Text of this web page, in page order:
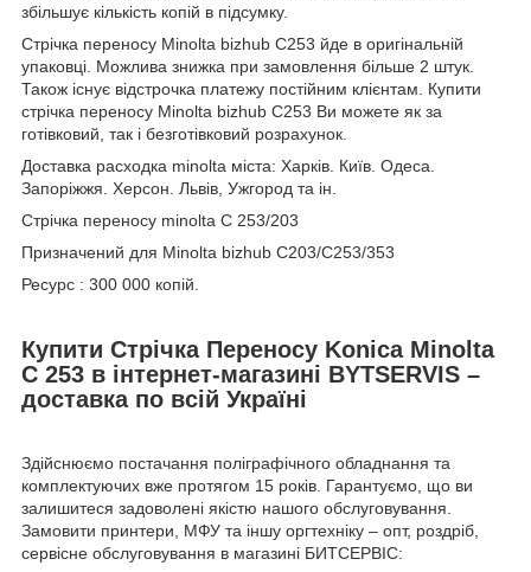
збільшує кількість копій в підсумку.
Стрічка переносу Minolta bizhub С253 йде в оригінальній
упаковці. Можлива знижка при замовлення більше 2 штук.
Також існує відстрочка платежу постійним клієнтам. Купити
стрічка переносу Minolta bizhub С253 Ви можете як за
готівковий, так і безготівковий розрахунок.
Доставка расходка minolta міста: Харків. Київ. Одеса.
Запоріжжя. Херсон. Львів, Ужгород та ін.
Стрічка переносу minolta C 253/203
Призначений для Minolta bizhub C203/C253/353
Ресурс : 300 000 копій.
Купити Стрічка Переносу Konica Minolta
C 253 в інтернет-магазині BYTSERVIS –
доставка по всій Україні
Здійснюємо постачання поліграфічного обладнання та
комплектуючих вже протягом 15 років. Гарантуємо, що ви
залишитеся задоволені якістю нашого обслуговування.
Замовити принтери, МФУ та іншу оргтехніку – опт, роздріб,
сервісне обслуговування в магазині БИТСЕРВІС: